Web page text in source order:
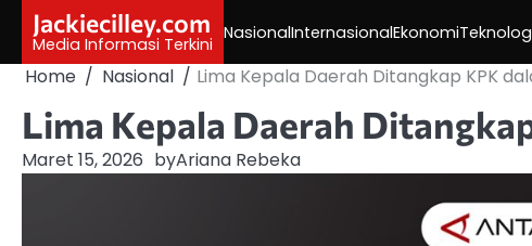
content
Jackiecilley.com
Media Informasi Terkini
NasionalInternasionalEkonomi
Home Nasional Lima Kepala Daerah Ditangkap KPK
Lima Kepala Daerah
Maret 15, 2026 byAriana Rebeka